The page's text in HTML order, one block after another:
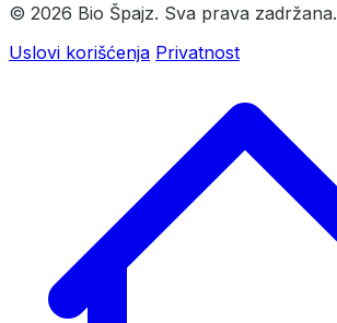
© 2026 Bio Špajz. Sva prava zadržana.
Uslovi korišćenja Privatnost